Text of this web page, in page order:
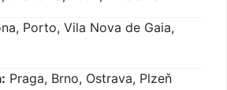
Porto, Vila Nova de Gaia,
Praga, Brno, Ostrava, Plzeň